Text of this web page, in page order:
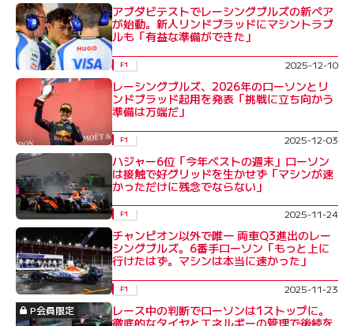
アブダビテストでレーシングブルズの新ペア
が始動。新人リンドブラッドにマシントラブ
ルも「有益な準備ができた」
F1 2025-12-10
レーシングブルズ、2026年のローソンとリ
ンドブラッド起用を発表「挑戦に立ち向かう
準備は万端だ」
F1 2025-12-03
ハジャー6位「今年ベストの週末」ローソン
は接触で好グリッドを生かせず「マシンが速
かっただけに残念でならない」
F1 2025-11-24
チャンピオン以外で唯一 両車Q3進出のレー
シングブルズ。6番手ローソン「もっと上に
行けたはず。マシンは本当に速かった」
F1
2025-11-23
P会員限定
レース中の判断でローソンは1ストップに。